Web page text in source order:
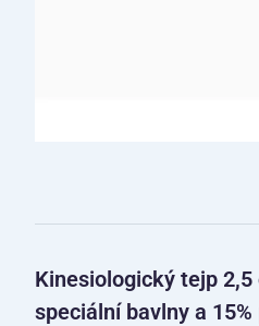
Kinesiologický tejp 2,5
speciální bavlny a